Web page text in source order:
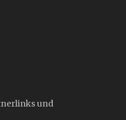
und